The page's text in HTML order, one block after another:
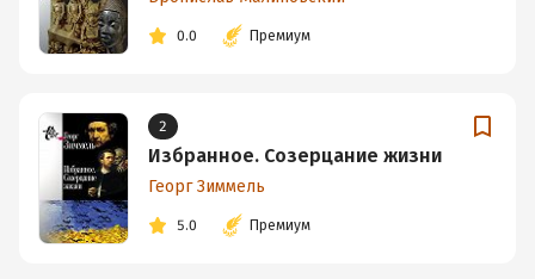
0.0 Премиум
2
Избранное. Созерцание жизни
Георг Зиммель
5.0 Премиум